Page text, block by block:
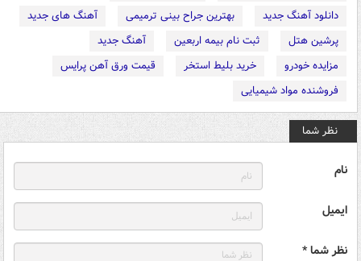
دانلود آهنگ جدید
بهترین جراح بینی ترمیمی
آهنگ های جدید
پرشین هتل
ثبت نام بیمه اربعین
آهنگ جدید
مزایده خودرو
خرید بلیط استخر
قیمت ورق آهن پرایس
فروشنده مواد شیمیایی
نظر شما
نام
ایمیل
نظر شما *